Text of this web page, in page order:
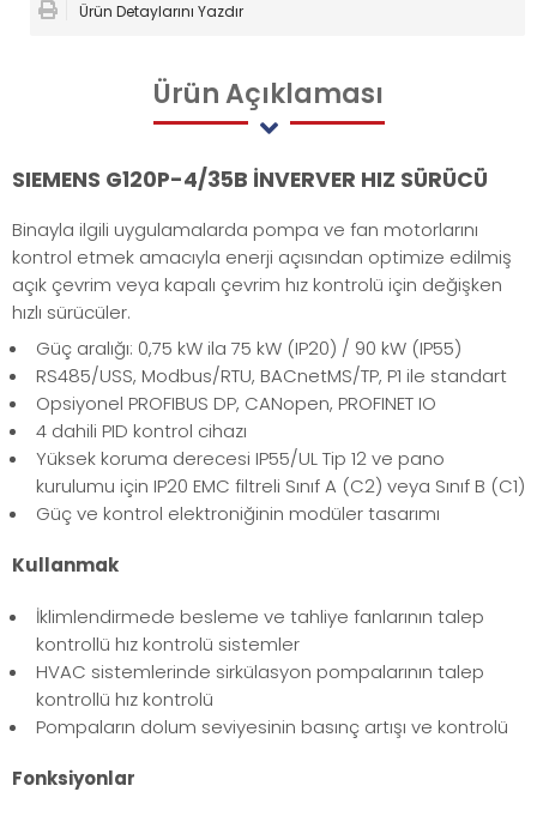
Ürün Detaylarını Yazdır
ÜrünAçıklaması
SIEMENS G120P-4/35B İNVERVER HIZ SÜRÜCÜ
Binayla ilgili uygulamalarda pompa ve fan motorlarını
kontrol etmek amacıyla enerji açısından optimize edilmiş
açık çevrim veya kapalı çevrim hız kontrolü için değişken
hızlı sürücüler.
Güç aralığı: 0,75 kW ila 75 kW (IP20) / 90 kW (IP55)
RS485/USS, Modbus/RTU, BACnetMS/TP, P1 ile standart
Opsiyonel PROFIBUS DP, CANopen, PROFINET IO
4 dahili PID kontrol cihazı
Yüksek koruma derecesi IP55/UL Tip 12 ve pano
kurulumu için IP20 EMC filtreli Sınıf A (C2) veya Sınıf B (C1)
Güç ve kontrol elektroniğinin modüler tasarımı
Kullanmak
İklimlendirmede besleme ve tahliye fanlarının talep
kontrollü hız kontrolü sistemler
HVAC sistemlerinde sirkülasyon pompalarının talep
kontrollü hız kontrolü
Pompaların dolum seviyesinin basınç artışı ve kontrolü
Fonksiyonlar